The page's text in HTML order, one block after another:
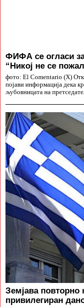
ФИФА се огласи
“Никој не се
фото: El Comentario (X)
појави информација дека
љубовницата на
Земјава повторно
привилегиран